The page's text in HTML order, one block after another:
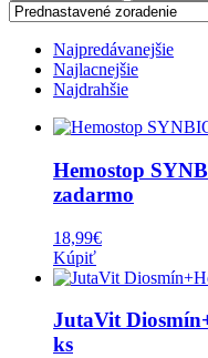
Najpredávanejšie
Najlacnejšie
Najdrahšie
Hemostop
zadarmo
18,99€
Kúpiť
JutaVit
ks